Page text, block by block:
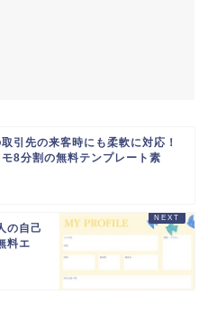
引先の来客時にも柔軟に対応！
8分割の無料テンプレート素
の自己
料エ